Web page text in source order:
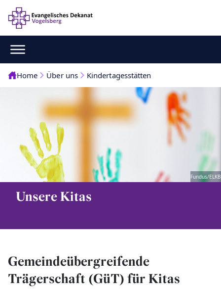
Home Über uns Kindertagesstätten
Fundus/ELKB
Unsere Kitas
Gemeindeübergreifende
Trägerschaft (GüT) für Kitas